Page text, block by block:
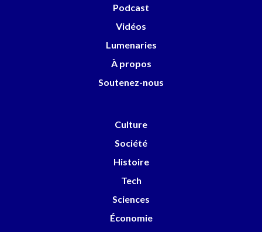
Podcast
Vidéos
Lumenaries
À propos
Soutenez-nous
Culture
Société
Histoire
Tech
Sciences
Économie